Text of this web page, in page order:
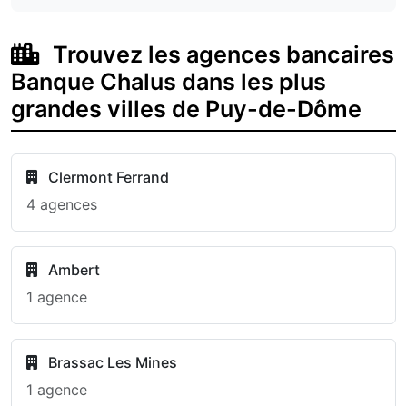
Trouvez les agences bancaires
Banque Chalus dans les plus
grandes villes de Puy-de-Dôme
Clermont Ferrand
4 agences
Ambert
1 agence
Brassac Les Mines
1 agence